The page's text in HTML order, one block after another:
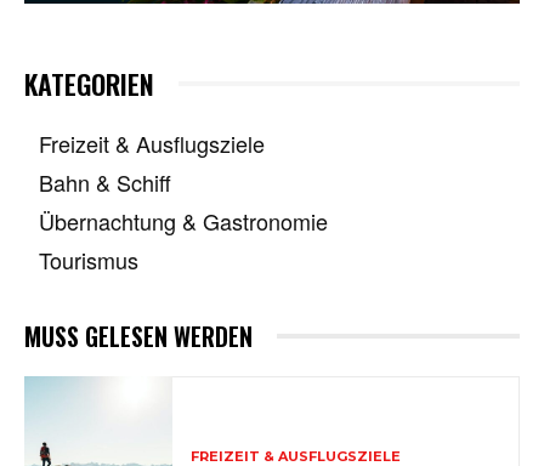
KATEGORIEN
Freizeit & Ausflugsziele
Bahn & Schiff
Übernachtung & Gastronomie
Tourismus
MUSS GELESEN WERDEN
FREIZEIT & AUSFLUGSZIELE